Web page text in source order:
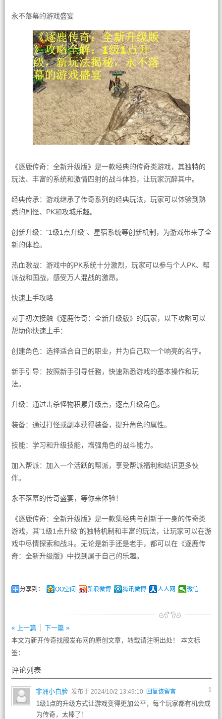
永不落幕的游戏盛宴
《逐鹿传奇：全新升级版》是一款经典的传奇类游戏，其独特的
玩法、丰富的系统和激情四射的战斗体验，让玩家沉醉其中。
经典传承：游戏继承了传奇系列的经典玩法，玩家可以体验到熟
悉的刷怪、PK和攻城乐趣。
创新升级："1级1点升级"、星宿系统等创新机制，为游戏带来了全
新的体验。
热血激战：游戏中的PK系统十分激烈，玩家可以参与个人PK、帮
派战和国战，感受万人混战的激昂。
快速上手攻略
对于初次接触《逐鹿传奇：全新升级版》的玩家，以下攻略可以
帮助你快速上手：
创建角色：选择适合自己的职业，并为自己取一个响亮的名字。
新手引导：按照新手引导任務，快速熟悉游戏的基本操作和玩
法。
升级：通过击杀怪物积累升级点，逐点升级角色。
装备：通过打怪或副本获得装备，提升角色的属性。
技能：学习和升级技能，增强角色的战斗能力。
加入帮派：加入一个活跃的帮派，享受帮派福利和结识更多伙
伴。
永不落幕的传奇盛宴，等你来体验！
《逐鹿传奇：全新升级版》是一款集经典与创新于一身的传奇类
游戏，其"1级1点升级"的独特机制和丰富的玩法，让玩家可以在游
戏中尽情探索和战斗。无论是新手还是老手，都可以在《逐鹿传
奇：全新升级版》中找到属于自己的乐趣。
分享到： QQ空间 新浪微博 腾讯微博 人人网 微信
« 上一篇
下一篇 »
本文为新开传奇找服发布网的原创文章，转载请注明出处！ 本文标
签：
评论列表
1
非洲小白脸 发布于 2024/10/2 13:49:10 回复该留言
1级1点的升级方式让游戏变得更加公平，每个玩家都有机会成
为传奇，太棒了！